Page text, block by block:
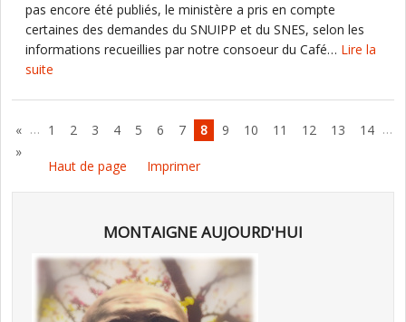
pas encore été publiés, le ministère a pris en compte
certaines des demandes du SNUIPP et du SNES, selon les
informations recueillies par notre consoeur du Café… Lire la
suite
« … 1 2 3 4 5 6 7 8 9 10 11 12 13 14 …
»
Haut de page
Imprimer
MONTAIGNE AUJOURD'HUI